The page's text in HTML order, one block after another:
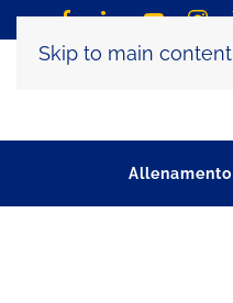
Skip to main content
Allenamento